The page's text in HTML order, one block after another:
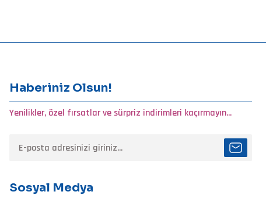
Bu ürüne benzer farklı alternatifler olmalı.
Haberiniz Olsun!
Yenilikler, özel fırsatlar ve sürpriz indirimleri kaçırmayın...
Sosyal Medya